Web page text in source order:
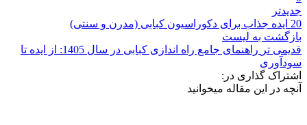
جدیدتر
20 ایده جذاب برای دکوراسیون کبابی (مدرن و سنتی)
بازگشت به لیست
قدیمی تر
راهنمای جامع راه اندازی کبابی در سال 1405: از ایده تا
سودآوری
اشتراک گذاری در:
آنچه در این مقاله میخوانید